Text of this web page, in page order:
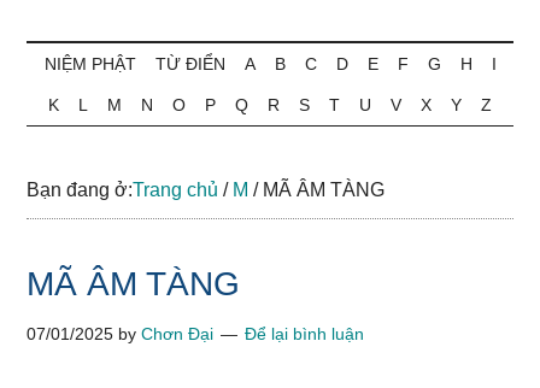
Từ
điển
Phật
học
ngữ
NIỆM PHẬT TỪ ĐIỂN A B C D E F G H I
K L M N O P Q R S T U V X Y Z
Bạn đang ở:Trang chủ / M /MÃ ÂM TÀNG
MÃ ÂM TÀNG
07/01/2025 byChơn Đại Để lại bình luận